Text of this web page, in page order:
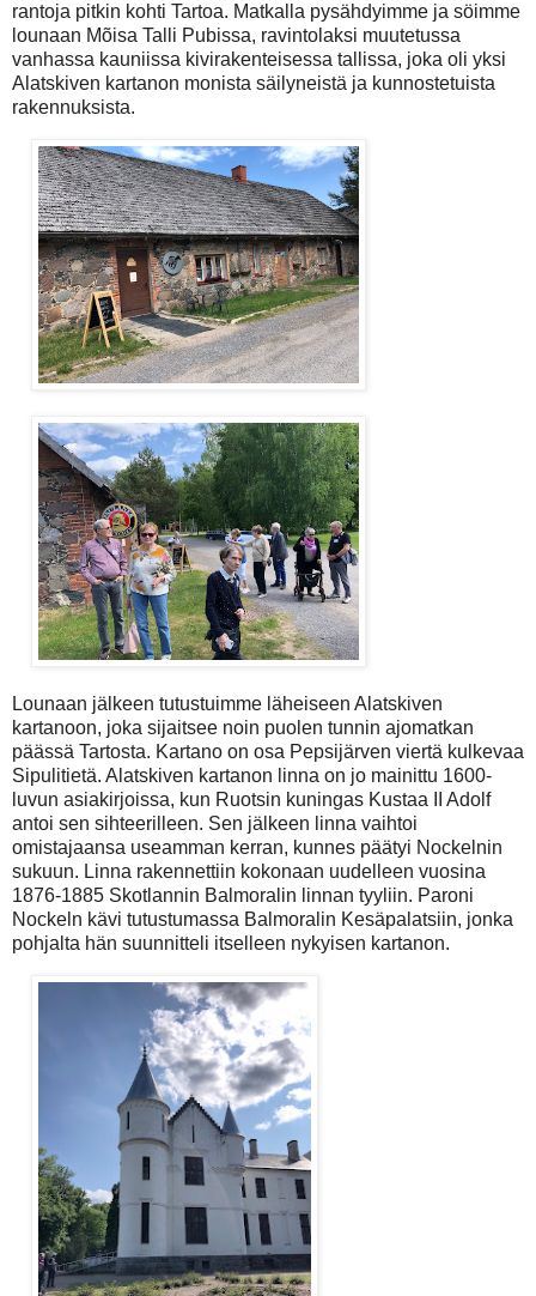
rantoja pitkin kohti Tartoa. Matkalla pysähdyimme ja söimme
lounaan Mõisa Talli Pubissa, ravintolaksi muutetussa
vanhassa kauniissa kivirakenteisessa tallissa, joka oli yksi
Alatskiven kartanon monista säilyneistä ja kunnostetuista
rakennuksista.
Lounaan jälkeen tutustuimme läheiseen Alatskiven
kartanoon, joka sijaitsee noin puolen tunnin ajomatkan
päässä Tartosta. Kartano on osa Pepsijärven viertä kulkevaa
Sipulitietä. Alatskiven kartanon linna on jo mainittu 1600-
luvun asiakirjoissa, kun Ruotsin kuningas Kustaa II Adolf
antoi sen sihteerilleen. Sen jälkeen linna vaihtoi
omistajaansa useamman kerran, kunnes päätyi Nockelnin
sukuun. Linna rakennettiin kokonaan uudelleen vuosina
1876-1885 Skotlannin Balmoralin linnan tyyliin. Paroni
Nockeln kävi tutustumassa Balmoralin Kesäpalatsiin, jonka
pohjalta hän suunnitteli itselleen nykyisen kartanon.